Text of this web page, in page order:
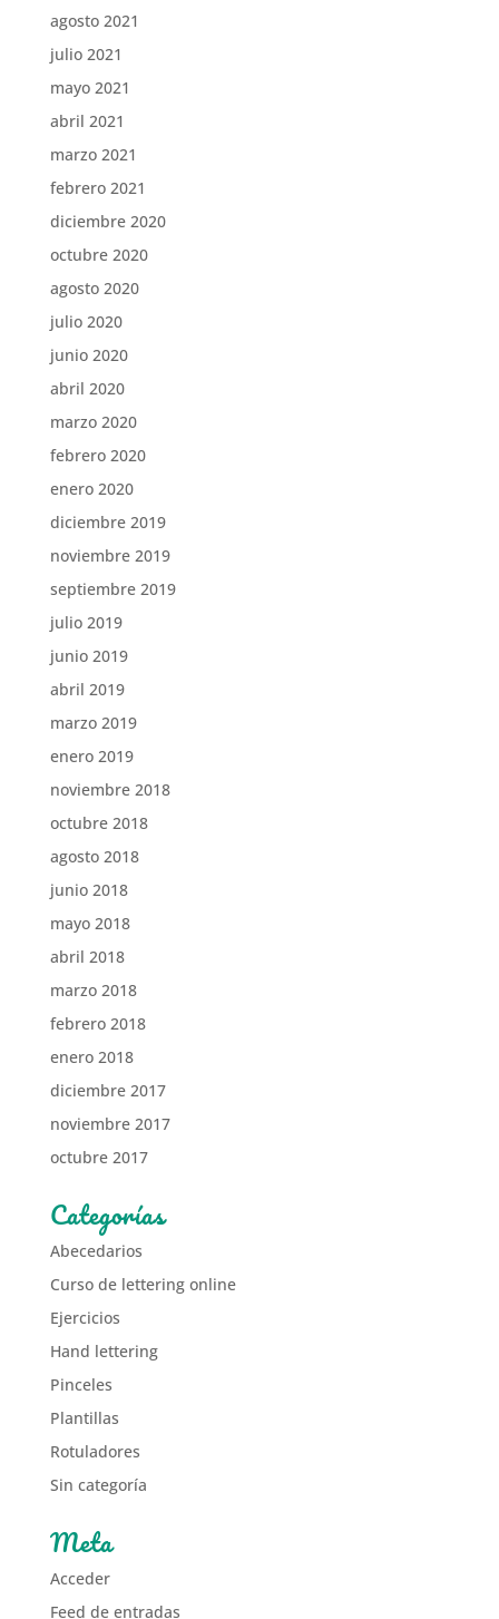
agosto 2021
julio 2021
mayo 2021
abril 2021
marzo 2021
febrero 2021
diciembre 2020
octubre 2020
agosto 2020
julio 2020
junio 2020
abril 2020
marzo 2020
febrero 2020
enero 2020
diciembre 2019
noviembre 2019
septiembre 2019
julio 2019
junio 2019
abril 2019
marzo 2019
enero 2019
noviembre 2018
octubre 2018
agosto 2018
junio 2018
mayo 2018
abril 2018
marzo 2018
febrero 2018
enero 2018
diciembre 2017
noviembre 2017
octubre 2017
Categorías
Abecedarios
Curso de lettering online
Ejercicios
Hand lettering
Pinceles
Plantillas
Rotuladores
Sin categoría
Meta
Acceder
Feed de entradas